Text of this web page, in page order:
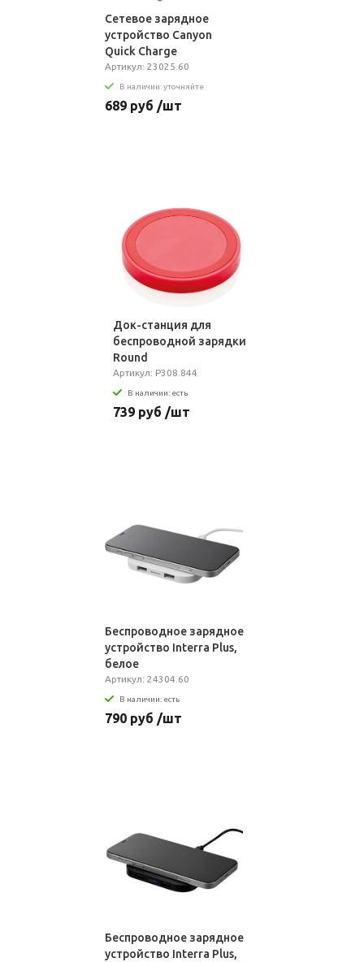
Сетевое зарядное
устройство Canyon
Quick Charge
Артикул: 23025.60
В наличии: уточняйте
689 руб /шт
Док-станция для
беспроводной зарядки
Round
Артикул: P308.844
В наличии: есть
739 руб /шт
Беспроводное зарядное
устройство Interra Plus,
белое
Артикул: 24304.60
В наличии: есть
790 руб /шт
Беспроводное зарядное
устройство Interra Plus,